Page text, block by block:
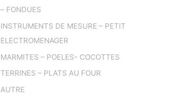
– FONDUES
INSTRUMENTS DE MESURE – PETIT
ELECTROMENAGER
MARMITES – POELES- COCOTTES
TERRINES – PLATS AU FOUR
AUTRE